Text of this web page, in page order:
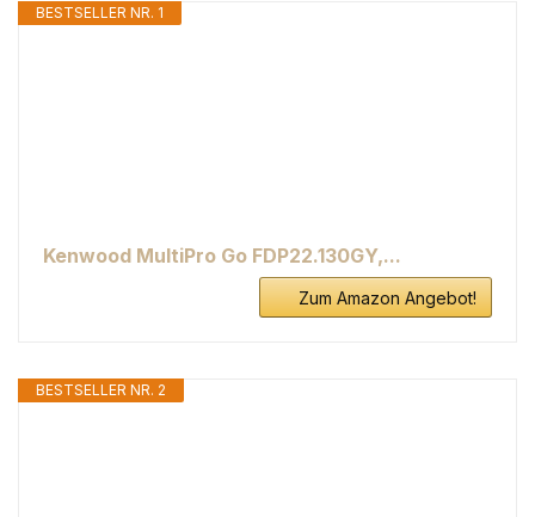
BESTSELLER NR. 1
Kenwood MultiPro Go FDP22.130GY,...
Zum Amazon Angebot!
BESTSELLER NR. 2